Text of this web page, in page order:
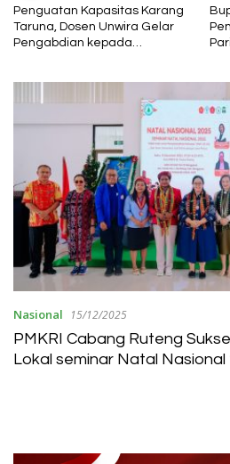
Penguatan Kapasitas Karang
Taruna, Dosen Unwira Gelar
Pengabdian kepada
Nasional 15/12/2025
PMKRI Cabang Ruteng
Lokal seminar Natal Nasional